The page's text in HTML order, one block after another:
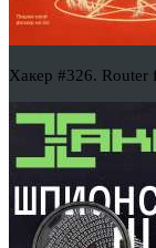
Хакер #326. Router